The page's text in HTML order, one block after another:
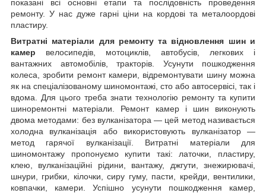
показані всі основні етапи та послідовність проведення
ремонту. У нас дуже гарні ціни на кордові та металоордові
пластиру.
Витратні матеріали для ремонту та відновлення шин и
камер велосипедів, мотоциклів, автобусів, легкових і
вантажних автомобілів, тракторів. Усунути пошкодження
колеса, зробити ремонт камери, відремонтувати шину можна
як на спеціалізованому шиномонтажі, сто або автосервісі, так і
вдома. Для цього треба знати технологію ремонту та купити
шиноремонтні матеріали. Ремонт камер і шин виконують
двома методами: без вулканізатора — цей метод називається
холодна вулканізація або використовують вулканізатор —
метод гарячої вулканізації. Витратні матеріали для
шиномонтажу пропонуємо купити такі: латочки, пластиру,
клею, вулканізаційні рідини, вантажу, джгути, знежирювачі,
шнури, грибки, кілочки, сиру гуму, пасти, крейди, вентилики,
ковпачки, камери. Успішно усунути пошкодження камер,